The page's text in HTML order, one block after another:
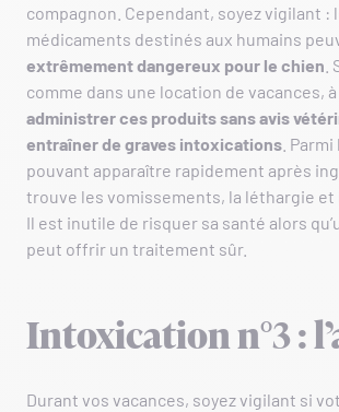
compagnon. Cependant, soyez vigilant :
médicaments destinés aux humains
extrêmement dangereux pour le chien
comme dans une location de vacances,
administrer ces produits sans avis
entraîner de graves intoxications .
pouvant apparaître rapidement après
trouve les vomissements, la léthargie et
Il est inutile de risquer sa santé alors
peut offrir un traitement sûr.
Intoxication n°3 :
Durant vos vacances, soyez vigilant si